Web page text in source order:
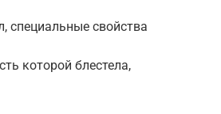
специальные свойства
которой блестела,